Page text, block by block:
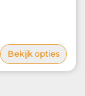
Bekijk opties